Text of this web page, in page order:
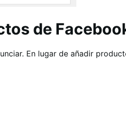
de
En lugar de añadir